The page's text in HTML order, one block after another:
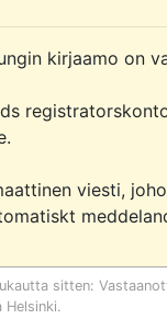
kirjaamo on
viesti,
sitten:
Helsinki.